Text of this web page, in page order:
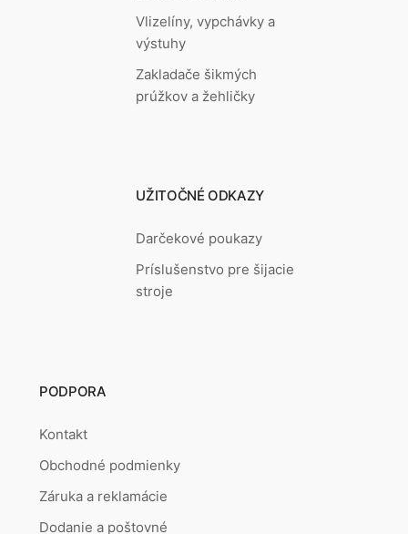
Vlizelíny, vypchávky a
výstuhy
Zakladače šikmých
prúžkov a žehličky
UŽITOČNÉ ODKAZY
Darčekové poukazy
Príslušenstvo pre šijacie
stroje
PODPORA
Kontakt
Obchodné podmienky
Záruka a reklamácie
Dodanie a poštovné